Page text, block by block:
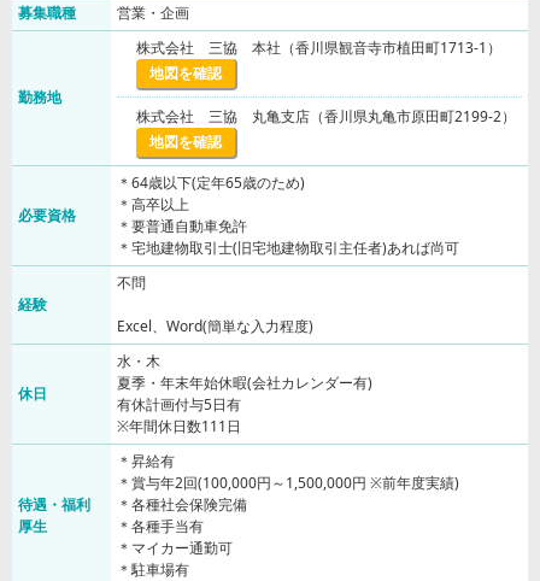
募集職種
営業・企画
勤務地
株式会社 三協 本社（香川県観音寺市植田町1713-1）
地図を確認
株式会社 三協 丸亀支店（香川県丸亀市原田町2199-2）
地図を確認
必要資格
＊64歳以下(定年65歳のため)
＊高卒以上
＊要普通自動車免許
＊宅地建物取引士(旧宅地建物取引主任者)あれば尚可
経験
不問
Excel、Word(簡単な入力程度)
休日
水・木
夏季・年末年始休暇(会社カレンダー有)
有休計画付与5日有
※年間休日数111日
待遇・福利
厚生
＊昇給有
＊賞与年2回(100,000円～1,500,000円 ※前年度実績)
＊各種社会保険完備
＊各種手当有
＊マイカー通勤可
＊駐車場有